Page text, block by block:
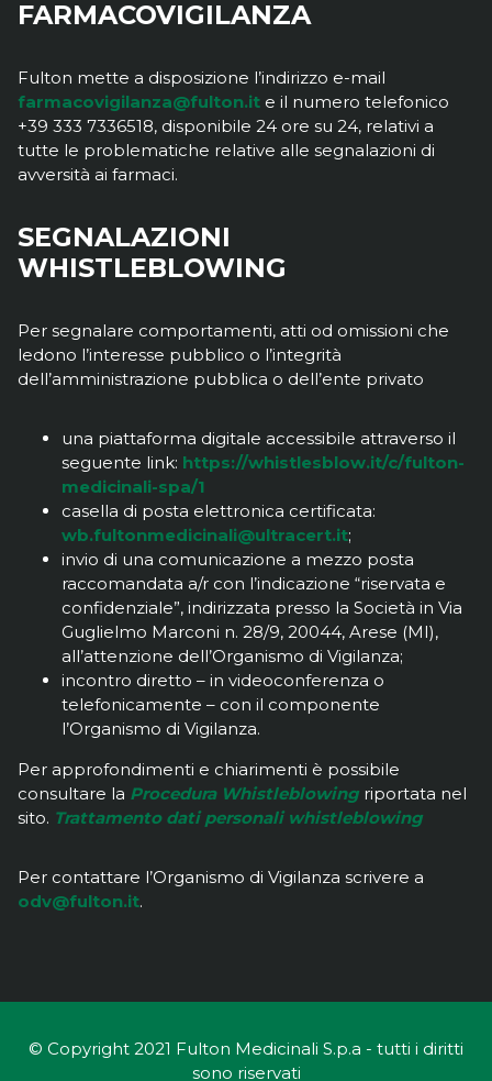
FARMACOVIGILANZA
Fulton mette a disposizione l’indirizzo e-mail
farmacovigilanza@fulton.it e il numero telefonico
+39 333 7336518, disponibile 24 ore su 24, relativi a
tutte le problematiche relative alle segnalazioni di
avversità ai farmaci.
SEGNALAZIONI
WHISTLEBLOWING
Per segnalare comportamenti, atti od omissioni che
ledono l’interesse pubblico o l’integrità
dell’amministrazione pubblica o dell’ente privato
una piattaforma digitale accessibile attraverso il
seguente link: https://whistlesblow.it/c/fulton-
medicinali-spa/1
casella di posta elettronica certificata:
wb.fultonmedicinali@ultracert.it;
invio di una comunicazione a mezzo posta
raccomandata a/r con l’indicazione “riservata e
confidenziale”, indirizzata presso la Società in Via
Guglielmo Marconi n. 28/9, 20044, Arese (MI),
all’attenzione dell’Organismo di Vigilanza;
incontro diretto – in videoconferenza o
telefonicamente – con il componente
l’Organismo di Vigilanza.
Per approfondimenti e chiarimenti è possibile
consultare la Procedura Whistleblowing riportata nel
sito. Trattamento dati personali whistleblowing
Per contattare l’Organismo di Vigilanza scrivere a
odv@fulton.it.
© Copyright 2021 Fulton Medicinali S.p.a - tutti i diritti
sono riservati